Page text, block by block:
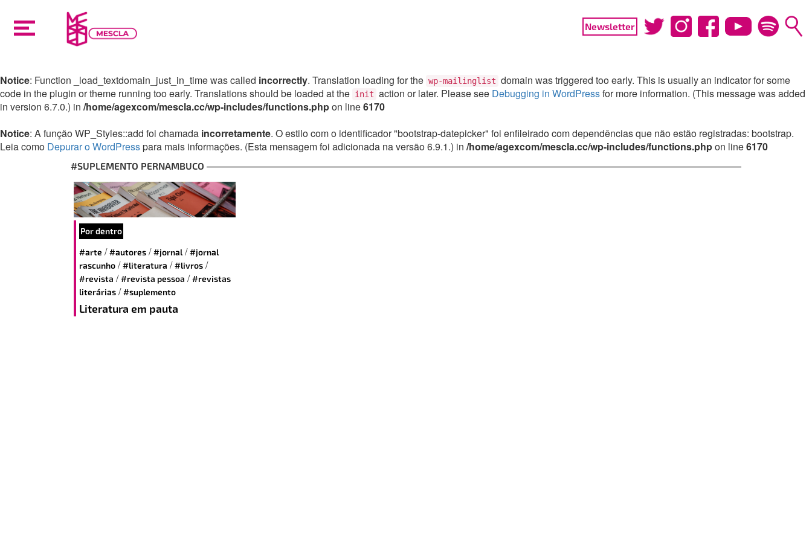
Notice: Function _load_textdomain_just_in_time was called incorrectly. Translation loading for the wp-mailinglist domain was triggered too early. This is usually an indicator for some
code in the plugin or theme running too early. Translations should be loaded at the init action or later. Please see Debugging in WordPressfor more information. (This message was added
in version 6.7.0.) in /home/agexcom/mescla.cc/wp-includes/functions.phpon line6170
Notice: A função WP_Styles::add foi chamada incorretamente. O estilo com o identificador "bootstrap-datepicker" foi enfileirado com dependências que não estão registradas: bootstrap.
Leia como Depurar o WordPresspara mais informações. (Esta mensagem foi adicionada na versão 6.9.1.) in /home/agexcom/mescla.cc/wp-includes/functions.phpon line6170
Newsletter
#SUPLEMENTO PERNAMBUCO
Por dentro
#arte /#autores /#jornal/#jornal
rascunho /#literatura /#livros /
#revista /#revista pessoa /#revistas
literárias /#suplemento
Literatura em pauta